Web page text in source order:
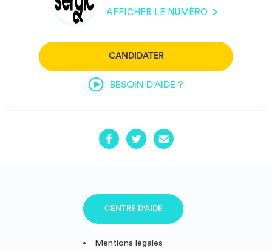
AFFICHER LE NUMÉRO
CANDIDATER
BESOIN D'AIDE ?
Mentions légales
CENTRE D'AIDE